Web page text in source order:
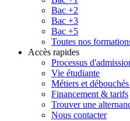
Bac +2
Bac +3
Bac +5
Toutes nos
Accès rapides
Processus
Vie étudiante
Métiers et
Financement & tarifs
Trouver une
Nous contacter